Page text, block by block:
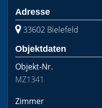
Adresse
33602 Bielefeld
Objektdaten
Objekt-Nr.
MZ1341
Zimmer